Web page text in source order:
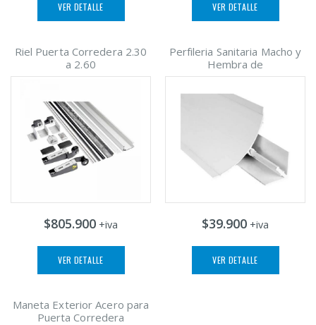
VER DETALLE VER DETALLE
Riel Puerta Corredera 2.30
a 2.60
$805.900 +iva
VER DETALLE
Perfileria Sanitaria Macho y
Hembra de
$39.900 +iva
VER DETALLE
Maneta Exterior Acero para
Puerta Corredera